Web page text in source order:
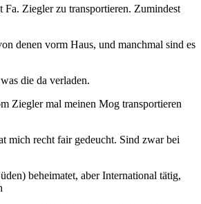
Fa. Ziegler zu transportieren. Zumindest
denen vorm Haus, und manchmal sind es
die da verladen.
Ziegler mal meinen Mog transportieren
mich recht fair gedeucht. Sind zwar bei
beheimatet, aber International tätig,